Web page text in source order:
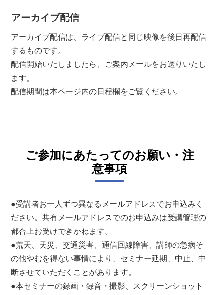
アーカイブ配信
アーカイブ配信は、ライブ配信と同じ映像を後日再配信
するものです。
配信開始いたしましたら、ご案内メールをお送りいたし
ます。
配信期間は本ページ内の日程欄をご覧ください。
ご参加にあたってのお願い・注
意事項
●受講者お一人ずつ異なるメールアドレスでお申込みく
ださい。共有メールアドレスでのお申込みは受講管理の
都合上お受けできかねます。
●荒天、天災、交通災害、通信回線障害、講師の急病そ
の他やむを得ない事情により、セミナー延期、中止、中
断させていただくことがあります。
●本セミナーの録画・録音・撮影、スクリーンショット